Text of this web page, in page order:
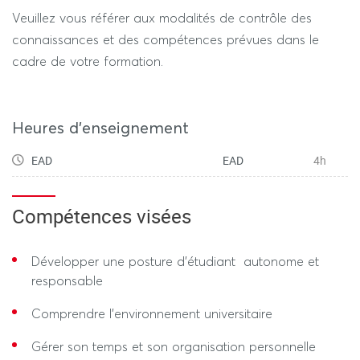
votre vie professionnelle.
*** Cet enseignement est hybride.
Le descriptif ci-dessus ne concerne que la partie à
Veuillez vous référer aux modalités de contrôle des
connaissances et des compétences prévues dans le
cadre de votre formation.
Heures d'enseignement
EAD EAD 4h
Compétences visées
Développer une posture d'étudiant autonome et
responsable
Comprendre l'environnement universitaire
Gérer son temps et son organisation personnelle